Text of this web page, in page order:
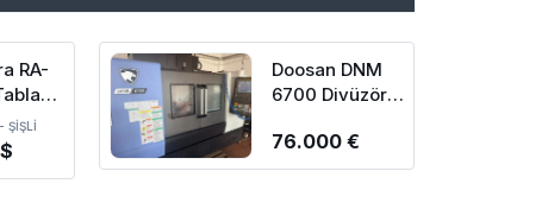
RA-
- ŞİŞLİ
Doosan DNM
6700 Divüzörlü
Merkezi-2024
76.000 €